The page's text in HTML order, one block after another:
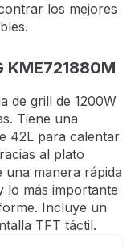
los mejores
de grill de 1200W
Tiene una
42L para calentar
al plato
una manera rápida
lo más importante
Incluye un
TFT táctil.